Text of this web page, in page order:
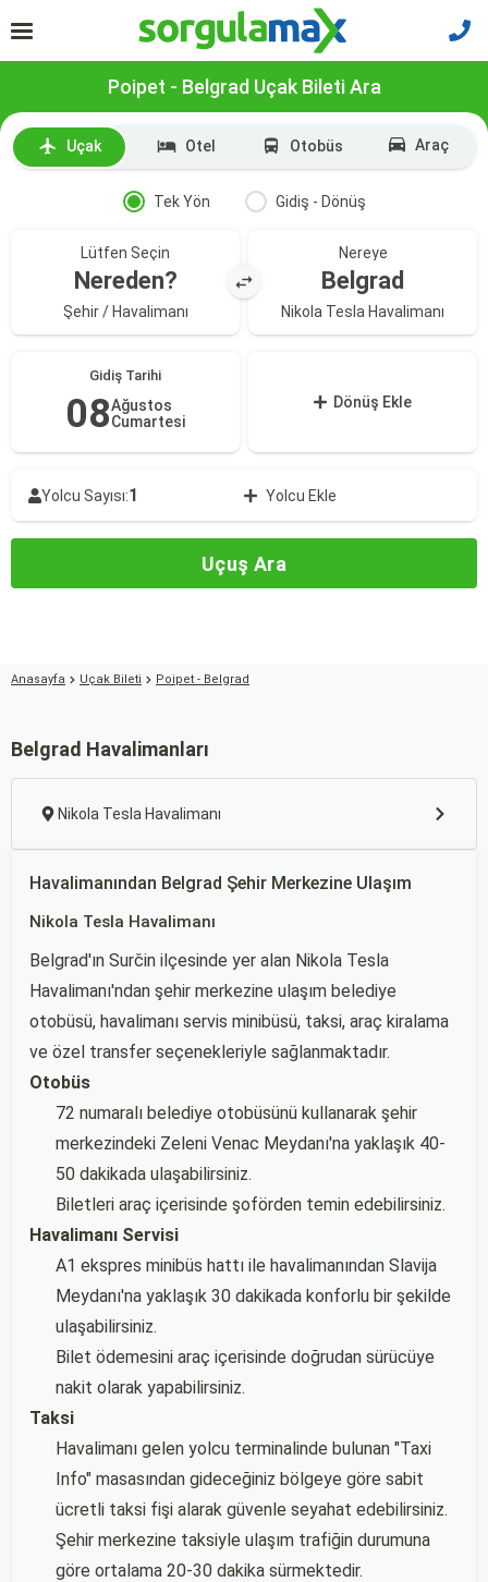
Poipet - Belgrad Uçak Bileti Ara
Uçak Otel Otobüs Araç
Tek Yön Gidiş - Dönüş
Lütfen Seçin
Nereden?
Şehir / Havalimanı
Nereye
Belgrad
Nikola Tesla Havalimanı
Gidiş Tarihi
08Ağustos
Cumartesi
Dönüş Ekle
Yolcu Sayısı:1 Yolcu Ekle
Uçuş Ara
Anasayfa Uçak Bileti Poipet - Belgrad
Belgrad Havalimanları
Nikola Tesla Havalimanı
Havalimanından Belgrad Şehir Merkezine Ulaşım
Nikola Tesla Havalimanı
Belgrad'ın Surčin ilçesinde yer alan Nikola Tesla
Havalimanı'ndan şehir merkezine ulaşım belediye
otobüsü, havalimanı servis minibüsü, taksi, araç kiralama
ve özel transfer seçenekleriyle sağlanmaktadır.
Otobüs
72 numaralı belediye otobüsünü kullanarak şehir
merkezindeki Zeleni Venac Meydanı'na yaklaşık 40-
50 dakikada ulaşabilirsiniz.
Biletleri araç içerisinde şoförden temin edebilirsiniz.
Havalimanı Servisi
A1 ekspres minibüs hattı ile havalimanından Slavija
Meydanı'na yaklaşık 30 dakikada konforlu bir şekilde
ulaşabilirsiniz.
Bilet ödemesini araç içerisinde doğrudan sürücüye
nakit olarak yapabilirsiniz.
Taksi
Havalimanı gelen yolcu terminalinde bulunan "Taxi
Info" masasından gideceğiniz bölgeye göre sabit
ücretli taksi fişi alarak güvenle seyahat edebilirsiniz.
Şehir merkezine taksiyle ulaşım trafiğin durumuna
göre ortalama 20-30 dakika sürmektedir.